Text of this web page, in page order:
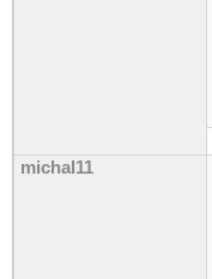
michal11